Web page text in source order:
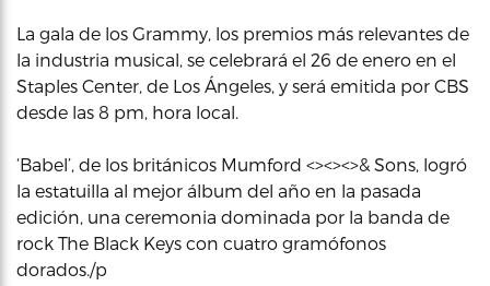
La gala de los Grammy, los premios más relevantes de
la industria musical, se celebrará el 26 de enero en el
Staples Center, de Los Ángeles, y será emitida por CBS
desde las 8 pm, hora local.
‘Babel’, de los británicos Mumford <><><>& Sons, logró
la estatuilla al mejor álbum del año en la pasada
edición, una ceremonia dominada por la banda de
rock The Black Keys con cuatro gramófonos
dorados./p